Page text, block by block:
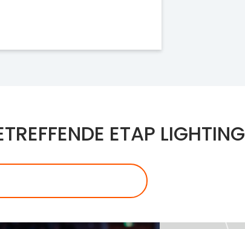
ETAP LIGHTING